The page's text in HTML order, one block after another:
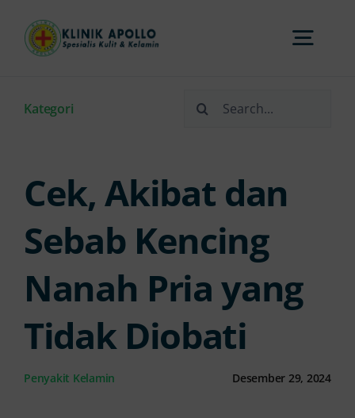
Home
Layanan
FAQs
Artikel
Kategori
Search
Cek, Akibat dan
Sebab Kencing
Nanah Pria yang
Tidak Diobati
Penyakit Kelamin Desember 29, 2024